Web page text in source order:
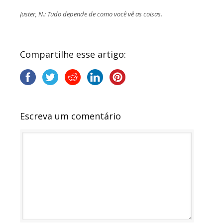
Juster, N.: Tudo depende de como você vê as coisas.
Compartilhe esse artigo:
Escreva um comentário